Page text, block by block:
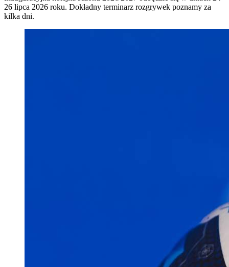
26 lipca 2026 roku. Dokładny terminarz rozgrywek poznamy za
kilka dni.